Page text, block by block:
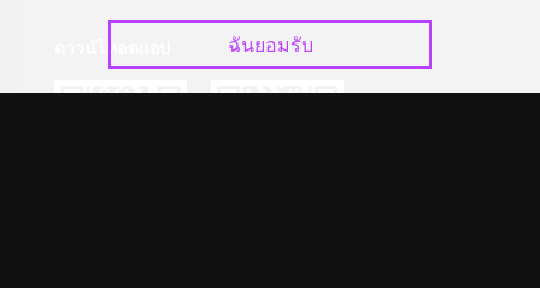
ฉันยอมรับ